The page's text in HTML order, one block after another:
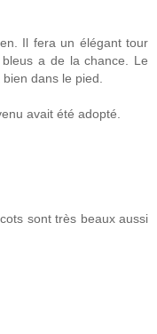
Il fera un élégant tour
a de la chance. Le
dans le pied.
avait été adopté.
sont très beaux aussi